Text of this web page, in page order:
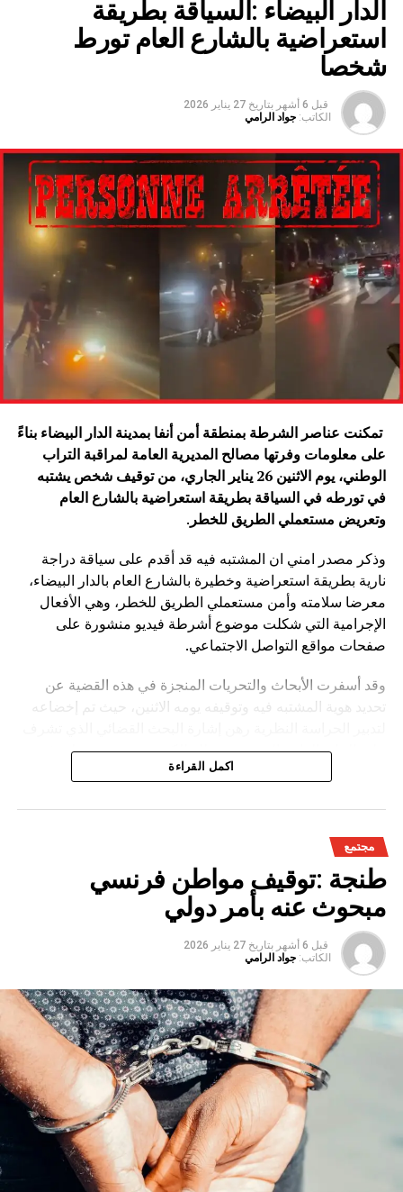
الدار البيضاء :السياقة بطريقة
استعراضية بالشارع العام تورط
شخصا
قبل 6 أشهر بتاريخ 27 يناير 2026
الكاتب: جواد الرامي
تمكنت عناصر الشرطة بمنطقة أمن أنفا بمدينة الدار البيضاء بناءً
على معلومات وفرتها مصالح المديرية العامة لمراقبة التراب
الوطني، يوم الاثنين 26 يناير الجاري، من توقيف شخص يشتبه
في تورطه في السياقة بطريقة استعراضية بالشارع العام
وتعريض مستعملي الطريق للخطر .
وذكر مصدر امني ان المشتبه فيه قد أقدم على سياقة دراجة
نارية بطريقة استعراضية وخطيرة بالشارع العام بالدار البيضاء،
معرضا سلامته وأمن مستعملي الطريق للخطر، وهي الأفعال
الإجرامية التي شكلت موضوع أشرطة فيديو منشورة على
صفحات مواقع التواصل الاجتماعي.
وقد أسفرت الأبحاث والتحريات المنجزة في هذه القضية عن
تحديد هوية المشتبه فيه وتوقيفه يومه الاثنين، حيث تم إخضاعه
عليه النيابة العامة المختصة، وذلك للكشف عن جميع ظروف
وملابسات وخلفيات هذه القضية، وكذا تحديد كافة
اكمل القراءة
مجتمع
طنجة :توقيف مواطن فرنسي
مبحوث عنه بأمر دولي
قبل 6 أشهر بتاريخ 27 يناير 2026
الكاتب: جواد الرامي